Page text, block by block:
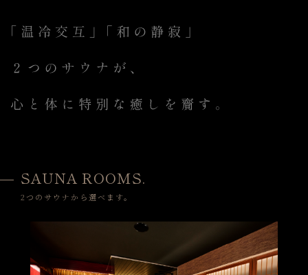
SAUNA ROOMS.
2つのサウナから選べます。